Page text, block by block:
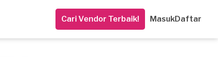
Cari Vendor Terbaik! MasukDaftar